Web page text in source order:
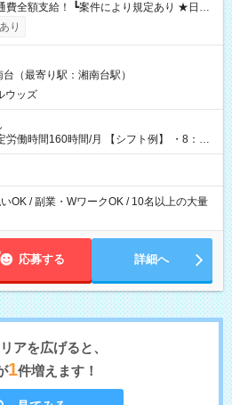
┗働いたその日に現金GET♪ お仕事後はコ
引き落とせます！ 【試用期間】試
り
（最寄り駅：湘南台駅）
ウッズ
時間/月 【シフト例】 ・8：00
OK / 副業・WワークOK / 10名以上の大量
応募する 詳細へ
アを広げると、
1件増えます！